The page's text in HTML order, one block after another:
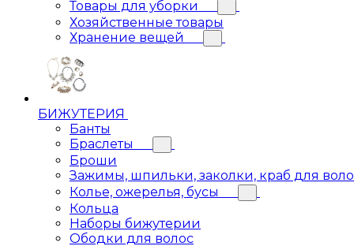
Товары для уборки
Хозяйственные товары
Хранение вещей
БИЖУТЕРИЯ
Банты
Браслеты
Броши
Зажимы, шпильки, заколки, краб для
Колье, ожерелья, бусы
Кольца
Наборы бижутерии
Ободки для волос